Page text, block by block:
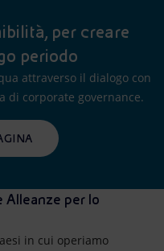
per creare
periodo
attraverso il dialogo con
di corporate governance.
Alleanze per lo
in cui operiamo